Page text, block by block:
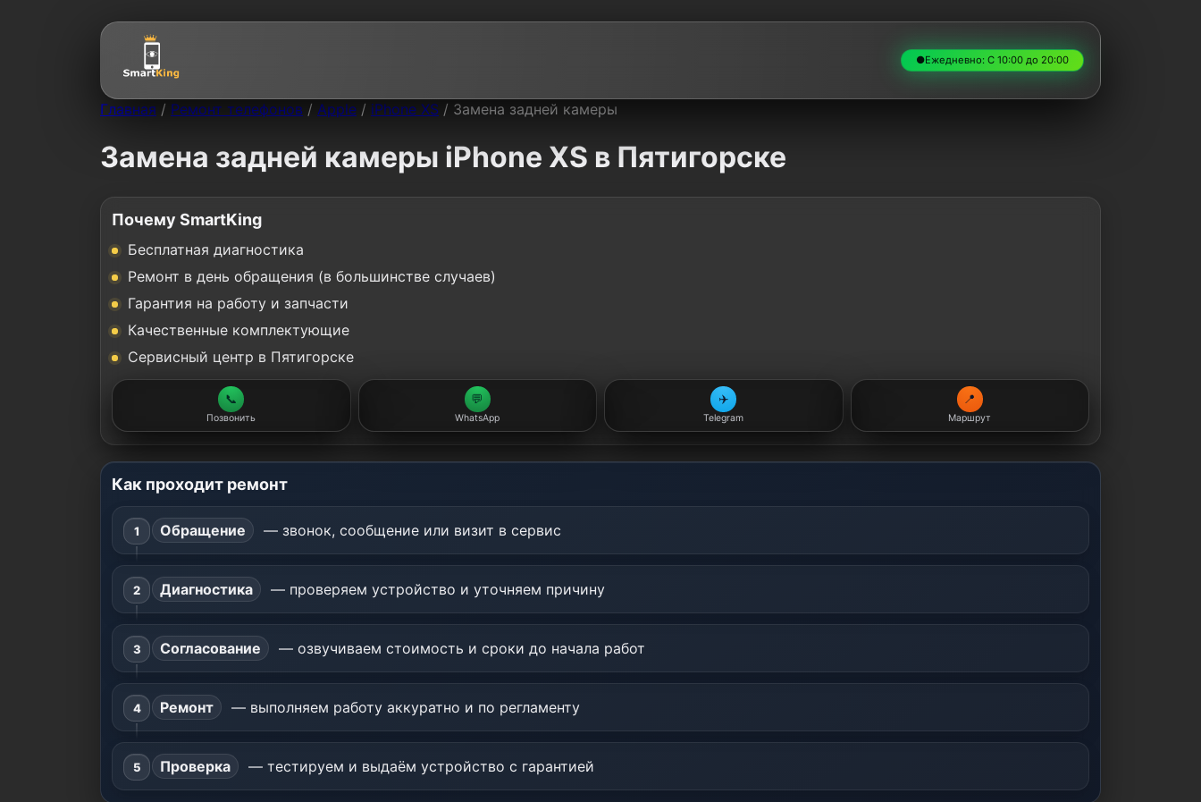
●Ежедневно: С 10:00 до 20:00
Главная / Ремонт телефонов / Apple / iPhone XS / Замена задней камеры
Замена задней камеры iPhone XS в Пятигорске
Почему SmartKing
Бесплатная диагностика
Ремонт в день обращения (в большинстве случаев)
Гарантия на работу и запчасти
Качественные комплектующие
Сервисный центр в Пятигорске
📞
Позвонить
💬
WhatsApp
✈️
Telegram
📍
Маршрут
Как проходит ремонт
Обращение — звонок, сообщение или визит в сервис
Диагностика — проверяем устройство и уточняем причину
Согласование — озвучиваем стоимость и сроки до начала работ
Ремонт — выполняем работу аккуратно и по регламенту
Проверка — тестируем и выдаём устройство с гарантией